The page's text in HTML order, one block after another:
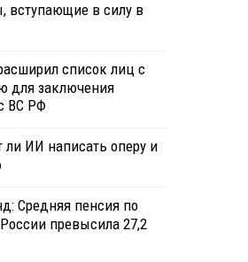
вступающие в силу в
список лиц с
для заключения
ВС РФ
ли ИИ написать оперу и
Средняя пенсия по
превысила 27,2